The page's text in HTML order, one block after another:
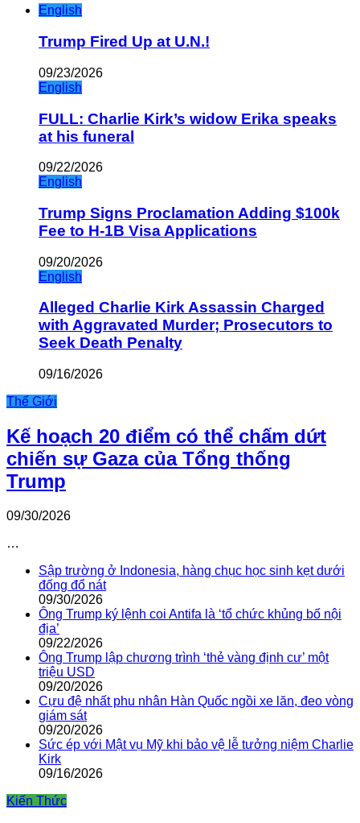
English
Trump Fired Up at U.N.!
09/23/2026
English
FULL: Charlie Kirk’s widow Erika speaks
at his funeral
09/22/2026
English
Trump Signs Proclamation Adding $100k
Fee to H-1B Visa Applications
09/20/2026
English
Alleged Charlie Kirk Assassin Charged
with Aggravated Murder; Prosecutors to
Seek Death Penalty
09/16/2026
Thế Giới
Kế hoạch 20 điểm có thể chấm dứt
chiến sự Gaza của Tổng thống
Trump
09/30/2026
…
Sập trường ở Indonesia, hàng chục học sinh kẹt dưới
đống đổ nát
09/30/2026
Ông Trump ký lệnh coi Antifa là ‘tổ chức khủng bố nội
địa’
09/22/2026
Ông Trump lập chương trình ‘thẻ vàng định cư’ một
triệu USD
09/20/2026
Cựu đệ nhất phu nhân Hàn Quốc ngồi xe lăn, đeo vòng
giám sát
09/20/2026
Sức ép với Mật vụ Mỹ khi bảo vệ lễ tưởng niệm Charlie
Kirk
09/16/2026
Kiến Thức